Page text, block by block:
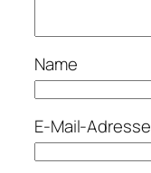
Name
E-Mail-Adresse